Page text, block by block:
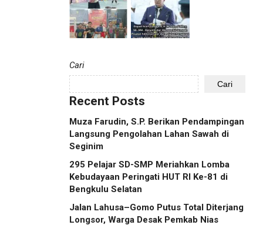
Cari
Cari
Recent Posts
Muza Farudin, S.P. Berikan Pendampingan
Langsung Pengolahan Lahan Sawah di
Seginim
295 Pelajar SD-SMP Meriahkan Lomba
Kebudayaan Peringati HUT RI Ke-81 di
Bengkulu Selatan
Jalan Lahusa–Gomo Putus Total Diterjang
Longsor, Warga Desak Pemkab Nias